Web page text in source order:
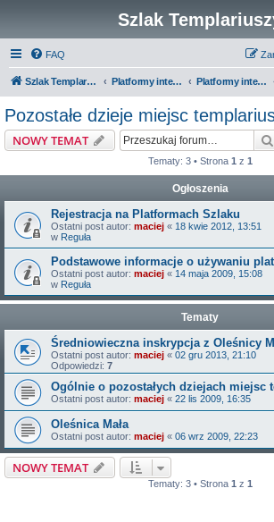
Szlak
FAQ
Szlak Templariuszy Platformy interaktywne Szlaku Templariuszy Platformy interaktywne - Miejsca związane z Templariuszami
Pozostałe dzieje miejsc
NOWY TEMAT
Tematy: 3 • Strona 1 z 1
Ogłoszenia
Rejestracja na Platformach Szlaku
Ostatni post autor: maciej « 18 kwie 2012, 13:51
w Reguła
Podstawowe informacje o używaniu
Ostatni post autor: maciej « 14 maja 2009, 15:08
w Reguła
Tematy
Średniowieczna inskrypcja z Oleśnicy
Ostatni post autor: maciej « 02 gru 2013, 21:10
Odpowiedzi: 7
Ogólnie o pozostałych dziejach miejsc
Ostatni post autor: maciej « 22 lis 2009, 16:35
Oleśnica Mała
Ostatni post autor: maciej « 06 wrz 2009, 22:23
NOWY TEMAT
Tematy: 3 • Strona 1 z 1